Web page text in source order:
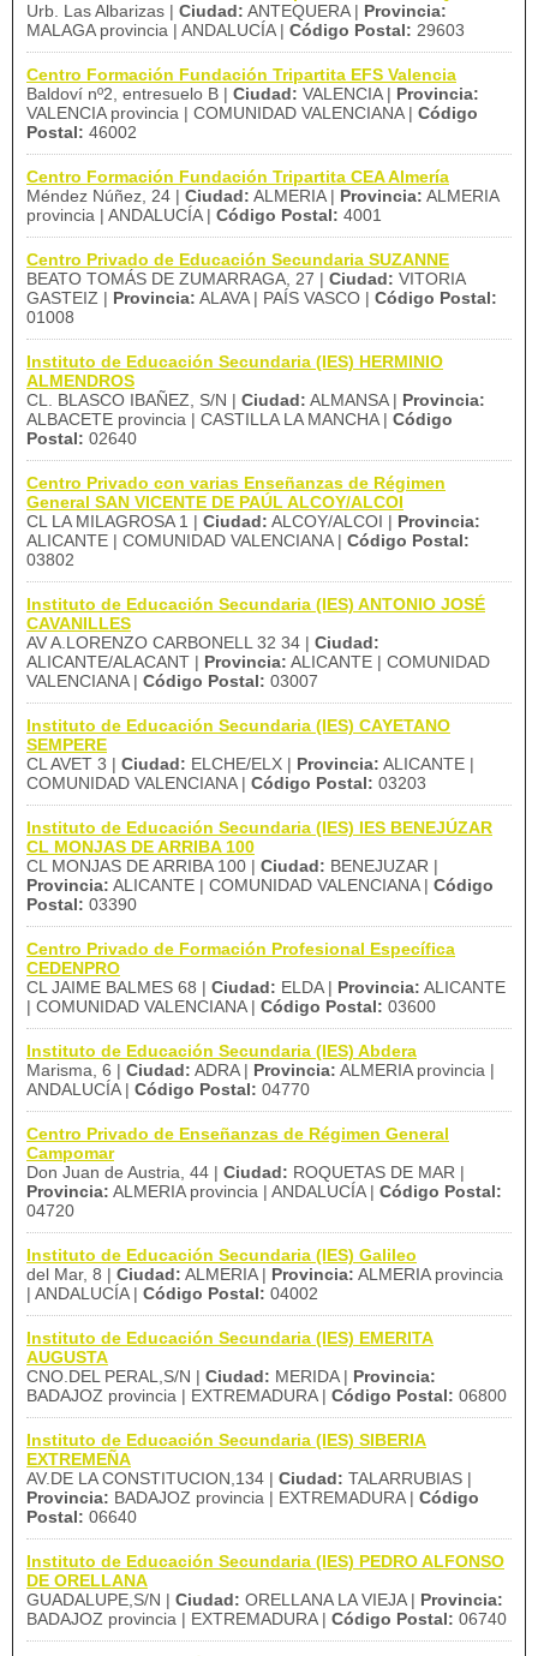
Urb. Las Albarizas | Ciudad: ANTEQUERA | Provincia:
MALAGA provincia | ANDALUCÍA | Código Postal: 29603
Centro Formación Fundación Tripartita EFS Valencia
Baldoví nº2, entresuelo B | Ciudad: VALENCIA | Provincia:
VALENCIA provincia | COMUNIDAD VALENCIANA | Código
Postal: 46002
Centro Formación Fundación Tripartita CEA Almería
Méndez Núñez, 24 | Ciudad: ALMERIA | Provincia: ALMERIA
provincia | ANDALUCÍA | Código Postal: 4001
Centro Privado de Educación Secundaria SUZANNE
BEATO TOMÁS DE ZUMARRAGA, 27 | Ciudad: VITORIA
GASTEIZ | Provincia: ALAVA | PAÍS VASCO | Código Postal:
01008
Instituto de Educación Secundaria (IES) HERMINIO
ALMENDROS
CL. BLASCO IBAÑEZ, S/N | Ciudad: ALMANSA | Provincia:
ALBACETE provincia | CASTILLA LA MANCHA | Código
Postal: 02640
Centro Privado con varias Enseñanzas de Régimen
General SAN VICENTE DE PAÚL ALCOY/ALCOI
CL LA MILAGROSA 1 | Ciudad: ALCOY/ALCOI | Provincia:
ALICANTE | COMUNIDAD VALENCIANA | Código Postal:
03802
Instituto de Educación Secundaria (IES) ANTONIO JOSÉ
CAVANILLES
AV A.LORENZO CARBONELL 32 34 | Ciudad:
ALICANTE/ALACANT | Provincia: ALICANTE | COMUNIDAD
VALENCIANA | Código Postal: 03007
Instituto de Educación Secundaria (IES) CAYETANO
SEMPERE
CL AVET 3 | Ciudad: ELCHE/ELX | Provincia: ALICANTE |
COMUNIDAD VALENCIANA | Código Postal: 03203
Instituto de Educación Secundaria (IES) IES BENEJÚZAR
CL MONJAS DE ARRIBA 100
CL MONJAS DE ARRIBA 100 | Ciudad: BENEJUZAR |
Provincia: ALICANTE | COMUNIDAD VALENCIANA | Código
Postal: 03390
Centro Privado de Formación Profesional Específica
CEDENPRO
CL JAIME BALMES 68 | Ciudad: ELDA | Provincia: ALICANTE
| COMUNIDAD VALENCIANA | Código Postal: 03600
Instituto de Educación Secundaria (IES) Abdera
Marisma, 6 | Ciudad: ADRA | Provincia: ALMERIA provincia |
ANDALUCÍA | Código Postal: 04770
Centro Privado de Enseñanzas de Régimen General
Campomar
Don Juan de Austria, 44 | Ciudad: ROQUETAS DE MAR |
Provincia: ALMERIA provincia | ANDALUCÍA | Código Postal:
04720
Instituto de Educación Secundaria (IES) Galileo
del Mar, 8 | Ciudad: ALMERIA | Provincia: ALMERIA provincia
| ANDALUCÍA | Código Postal: 04002
Instituto de Educación Secundaria (IES) EMERITA
AUGUSTA
CNO.DEL PERAL,S/N | Ciudad: MERIDA | Provincia:
BADAJOZ provincia | EXTREMADURA | Código Postal: 06800
Instituto de Educación Secundaria (IES) SIBERIA
EXTREMEÑA
AV.DE LA CONSTITUCION,134 | Ciudad: TALARRUBIAS |
Provincia: BADAJOZ provincia | EXTREMADURA | Código
Postal: 06640
Instituto de Educación Secundaria (IES) PEDRO ALFONSO
DE ORELLANA
GUADALUPE,S/N | Ciudad: ORELLANA LA VIEJA | Provincia:
BADAJOZ provincia | EXTREMADURA | Código Postal: 06740